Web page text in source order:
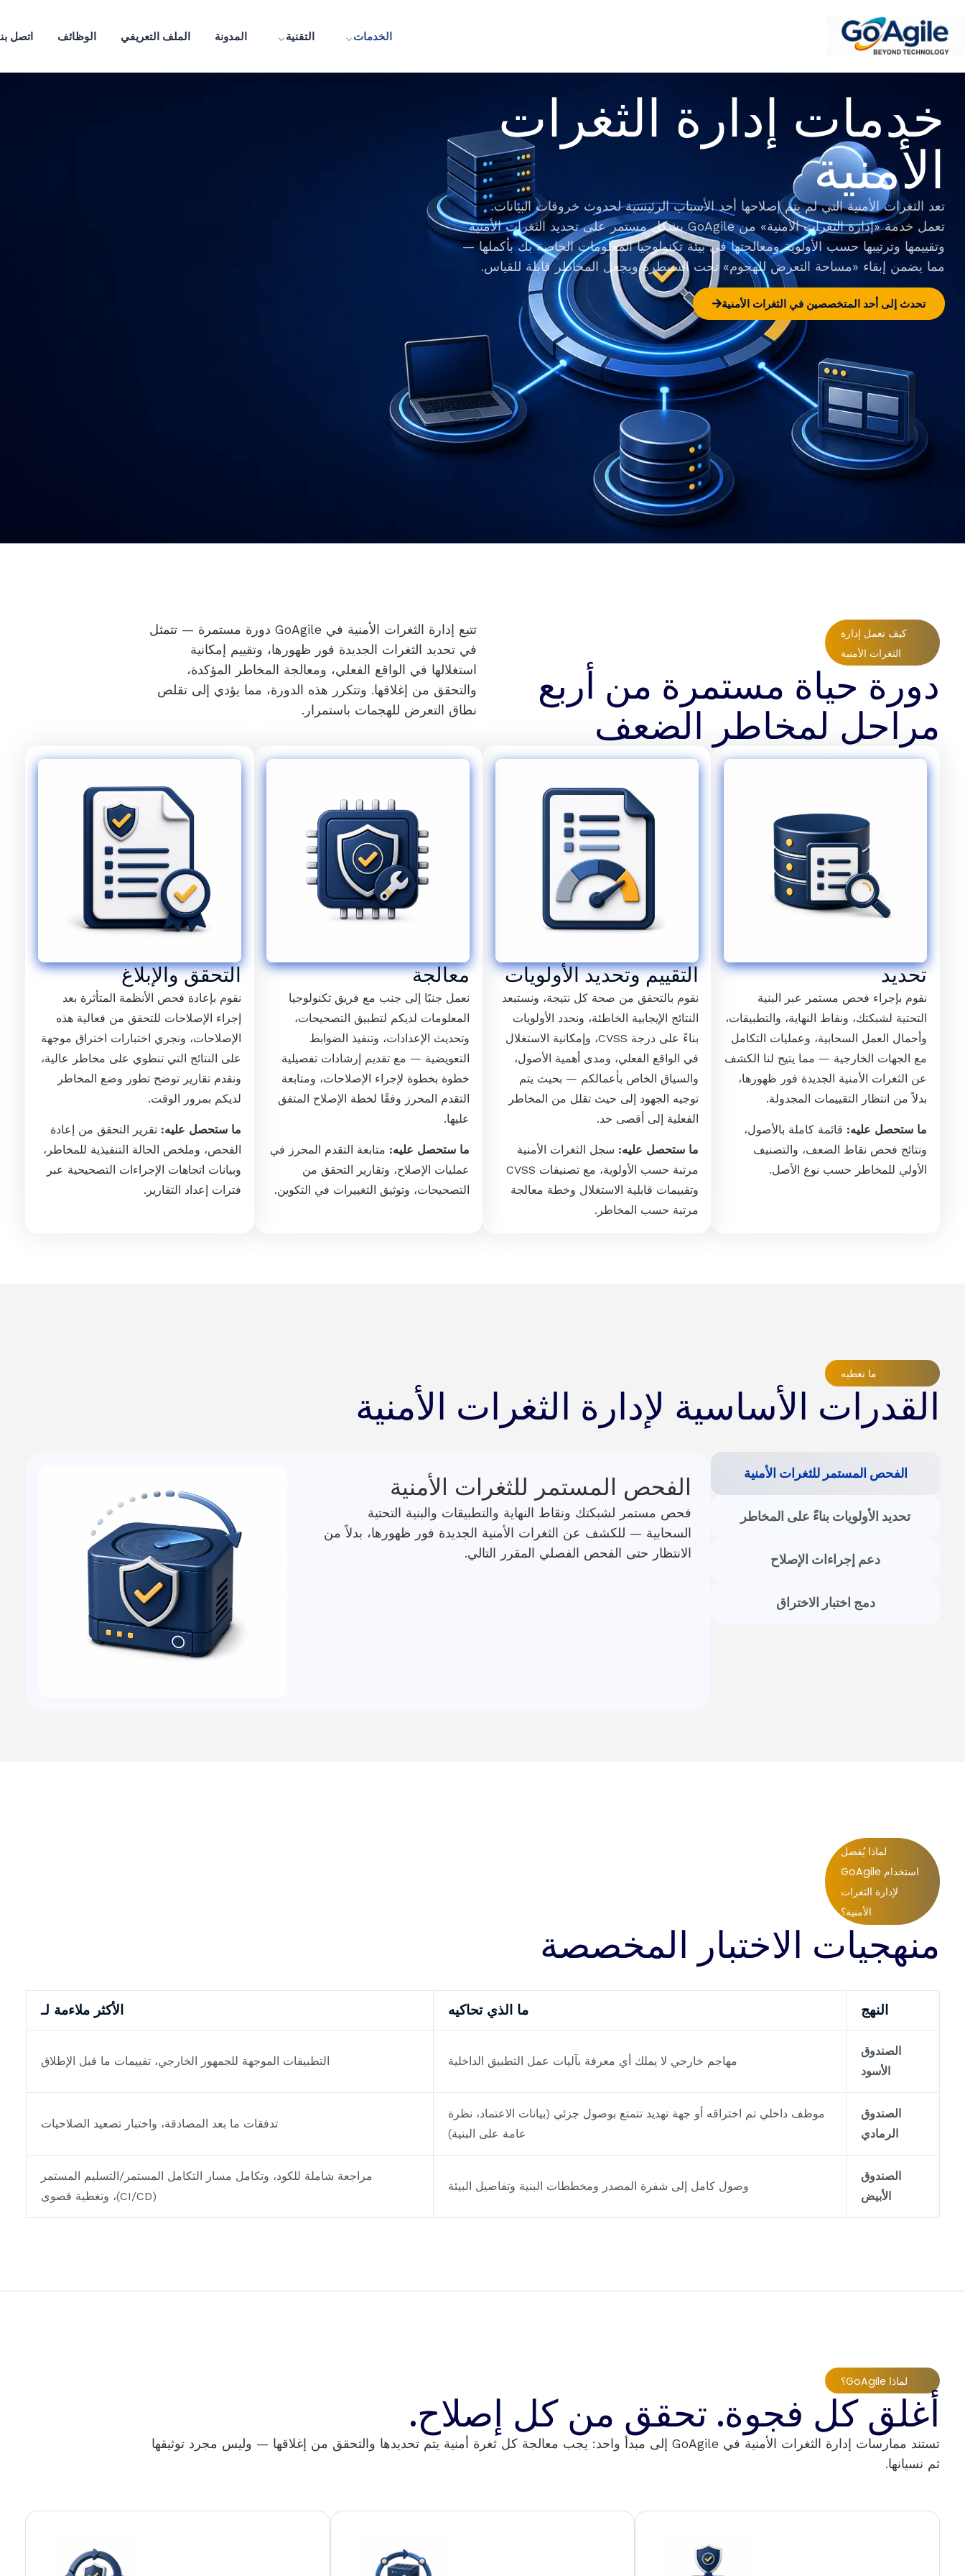
الخدمات التقنية المدونة الملف التعريفي الوظائف اتصل
خدمات إدارة الثغرات
الأمنية
تعد الثغرات الأمنية التي لم يتم إصلاحها أحد الأسباب الرئيسية لحدوث خروقات البيانات.
تعمل خدمة «إدارة الثغرات الأمنية» من GoAgile بشكل مستمر على تحديد الثغرات الأمنية
وتقييمها وترتيبها حسب الأولوية ومعالجتها في بيئة تكنولوجيا المعلومات الخاصة بك بأكملها —
مما يضمن إبقاء «مساحة التعرض للهجوم» تحت السيطرة ويجعل المخاطر قابلة للقياس.
تحدث إلى أحد المتخصصين في الثغرات الأمنية
كيف تعمل إدارة
الثغرات الأمنية
دورة حياة مستمرة من أربع
مراحل لمخاطر الضعف
تتبع إدارة الثغرات الأمنية في GoAgile دورة مستمرة — تتمثل
في تحديد الثغرات الجديدة فور ظهورها، وتقييم إمكانية
استغلالها في الواقع الفعلي، ومعالجة المخاطر المؤكدة،
والتحقق من إغلاقها. وتتكرر هذه الدورة، مما يؤدي إلى تقلص
نطاق التعرض للهجمات باستمرار.
تحديد
نقوم بإجراء فحص مستمر عبر البنية
التحتية لشبكتك، ونقاط النهاية، والتطبيقات،
وأحمال العمل السحابية، وعمليات التكامل
مع الجهات الخارجية — مما يتيح لنا الكشف
عن الثغرات الأمنية الجديدة فور ظهورها،
بدلاً من انتظار التقييمات المجدولة.
ما ستحصل عليه: قائمة كاملة بالأصول،
ونتائج فحص نقاط الضعف، والتصنيف
الأولي للمخاطر حسب نوع الأصل.
التقييم وتحديد الأولويات
نقوم بالتحقق من صحة كل نتيجة، ونستبعد
النتائج الإيجابية الخاطئة، ونحدد الأولويات
بناءً على درجة CVSS، وإمكانية الاستغلال
في الواقع الفعلي، ومدى أهمية الأصول،
والسياق الخاص بأعمالكم — بحيث يتم
توجيه الجهود إلى حيث تقلل من المخاطر
الفعلية إلى أقصى حد.
ما ستحصل عليه: سجل الثغرات الأمنية
مرتبة حسب الأولوية، مع تصنيفات CVSS
وتقييمات قابلية الاستغلال وخطة معالجة
مرتبة حسب المخاطر.
معالجة
نعمل جنبًا إلى جنب مع فريق تكنولوجيا
المعلومات لديكم لتطبيق التصحيحات،
وتحديث الإعدادات، وتنفيذ الضوابط
التعويضية — مع تقديم إرشادات تفصيلية
خطوة بخطوة لإجراء الإصلاحات، ومتابعة
التقدم المحرز وفقًا لخطة الإصلاح المتفق
عليها.
ما ستحصل عليه: متابعة التقدم المحرز في
عمليات الإصلاح، وتقارير التحقق من
التصحيحات، وتوثيق التغييرات في التكوين.
التحقق والإبلاغ
نقوم بإعادة فحص الأنظمة المتأثرة بعد
إجراء الإصلاحات للتحقق من فعالية هذه
الإصلاحات، ونجري اختبارات اختراق موجهة
على النتائج التي تنطوي على مخاطر عالية،
ونقدم تقارير توضح تطور وضع المخاطر
لديكم بمرور الوقت.
ما ستحصل عليه: تقرير التحقق من إعادة
الفحص، وملخص الحالة التنفيذية للمخاطر،
وبيانات اتجاهات الإجراءات التصحيحية عبر
فترات إعداد التقارير.
ما نغطيه
القدرات الأساسية لإدارة الثغرات الأمنية
الفحص المستمر للثغرات الأمنية
تحديد الأولويات بناءً على المخاطر
دعم إجراءات الإصلاح
دمج اختبار الاختراق
الفحص المستمر للثغرات الأمنية
فحص مستمر لشبكتك ونقاط النهاية والتطبيقات والبنية التحتية
السحابية — للكشف عن الثغرات الأمنية الجديدة فور ظهورها، بدلاً من
الانتظار حتى الفحص الفصلي المقرر التالي.
لماذا يُفضل
استخدام GoAgile
لإدارة الثغرات
الأمنية؟
منهجيات الاختبار المخصصة
النهج ما الذي تحاكيه الأكثر ملاءمة لـ
الصندوق
الأسود
مهاجم خارجي لا يملك أي معرفة بآليات عمل التطبيق الداخلية التطبيقات الموجهة للجمهور الخارجي، تقييمات ما قبل الإطلاق
الصندوق
الرمادي
موظف داخلي تم اختراقه أو جهة تهديد تتمتع بوصول جزئي (بيانات الاعتماد، نظرة
عامة على البنية)
تدفقات ما بعد المصادقة، واختبار تصعيد الصلاحيات
الصندوق
الأبيض
وصول كامل إلى شفرة المصدر ومخططات البنية وتفاصيل البيئة
مراجعة شاملة للكود، وتكامل مسار التكامل المستمر/التسليم المستمر
(CI/CD)، وتغطية قصوى
لماذا GoAgile؟
أغلق كل فجوة. تحقق من كل إصلاح.
تستند ممارسات إدارة الثغرات الأمنية في GoAgile إلى مبدأ واحد: يجب معالجة كل ثغرة أمنية يتم تحديدها والتحقق من إغلاقها — وليس مجرد توثيقها
ثم نسيانها.